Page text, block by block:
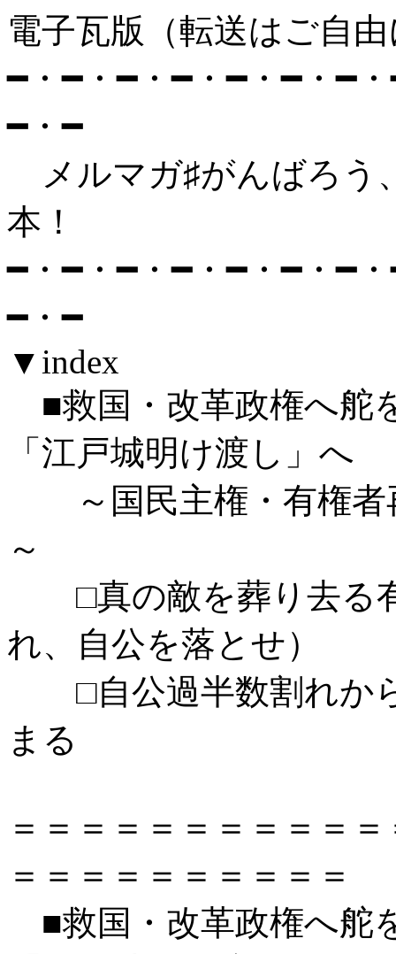
電子瓦版（転送はご自
━・━・━・━・━・━・━
━・━
メルマガ♯がんばろう
本！ ・9（
━・━・━・━・━・━・━
━・━
▼index
■救国・改革政権へ舵
「江戸城明け渡し」へ
～国民主権・有権者
～
□真の敵を葬り去る
れ、自公を落とせ）
□自公過半数割れか
まる
＝＝＝＝＝＝＝＝＝＝
＝＝＝＝＝＝＝＝＝＝
■救国・改革政権へ舵